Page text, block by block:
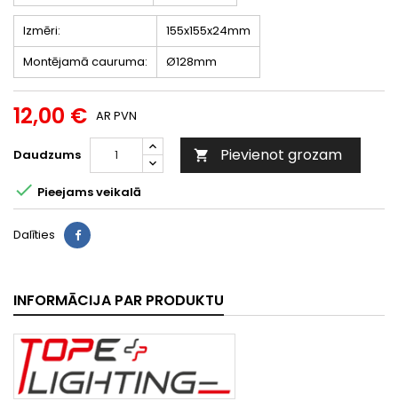
Izmēri:
155x155x24mm
Montējamā cauruma:
Ø128mm
12,00 € AR PVN
Daudzums  Pievienot grozam
 Pieejams veikalā
Dalīties
INFORMĀCIJA PAR PRODUKTU